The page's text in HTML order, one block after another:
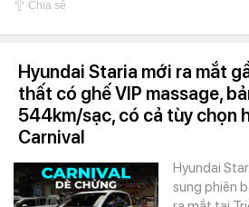
Chia sẻ
Hyundai Staria mới ra mắt
thất có ghế VIP massage,
544km/sạc, có cả tùy chọn
Carnival
Hyundai
sung phiên